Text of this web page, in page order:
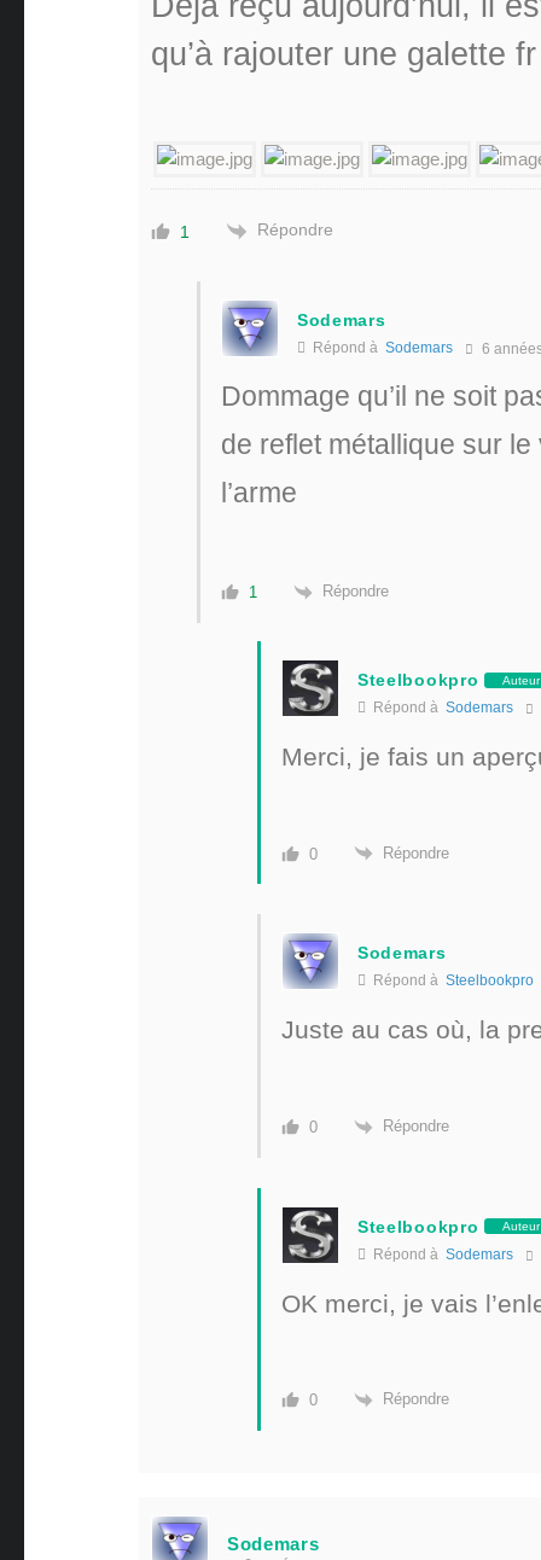
qu’à rajouter une galette fr
1 Répondre
Sodemars
Répond à Sodemars 6
Dommage qu’il ne soit
de reflet métallique sur
l’arme
1 Répondre
Steelbookpro Auteur
Répond à Sodemars
Merci, je fais un
0 Répondre
Sodemars
Répond à Steelbookpro
Juste au cas où, la
0 Répondre
Steelbookpro Auteur
Répond à Sodemars
OK merci, je vais
0 Répondre
Sodemars